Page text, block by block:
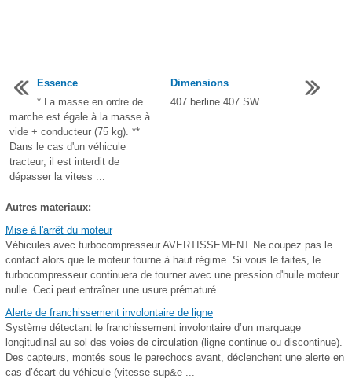
Essence
* La masse en ordre de
marche est égale à la masse à
vide + conducteur (75 kg). **
Dans le cas d'un véhicule
tracteur, il est interdit de
dépasser la vitess ...
Dimensions
407 berline 407 SW ...
Autres materiaux:
Mise à l'arrêt du moteur
Véhicules avec turbocompresseur AVERTISSEMENT Ne coupez pas le
contact alors que le moteur tourne à haut régime. Si vous le faites, le
turbocompresseur continuera de tourner avec une pression d'huile moteur
nulle. Ceci peut entraîner une usure prématuré ...
Alerte de franchissement involontaire de ligne
Système détectant le franchissement involontaire d’un marquage
longitudinal au sol des voies de circulation (ligne continue ou discontinue).
Des capteurs, montés sous le parechocs avant, déclenchent une alerte en
cas d’écart du véhicule (vitesse sup&e ...